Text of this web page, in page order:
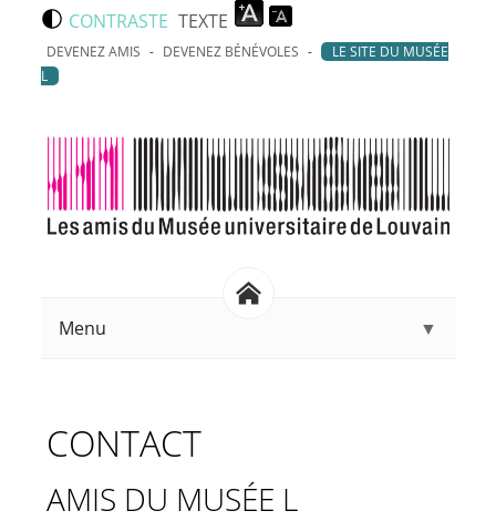
Aller au contenu principal
CONTRASTE TEXTE
DEVENEZ AMIS DEVENEZ BÉNÉVOLES
LE SITE DU MUSÉE
L
Menu ▼
CONTACT
AMIS DU MUSÉE L